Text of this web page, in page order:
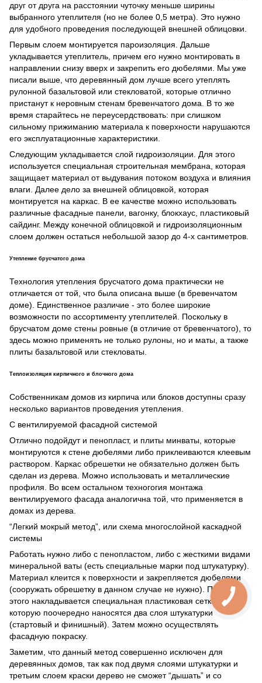
друг от друга на расстоянии чуточку меньше ширины
выбранного утеплителя (но не более 0,5 метра). Это нужно
для удобного проведения последующей внешней облицовки.
Первым слоем монтируется пароизоляция. Дальше
укладывается утеплитель, причем его нужно монтировать в
направлении снизу вверх и закрепить его дюбелями. Мы уже
писали выше, что деревянный дом лучше всего утеплять
рулонной базальтовой или стекловатой, которые отлично
пристанут к неровным стенам бревенчатого дома. В то же
время старайтесь не переусердствовать: при слишком
сильному прижиманию материала к поверхности нарушаются
его эксплуатационные характеристики.
Следующим укладывается слой гидроизоляции. Для этого
используется специальная строительная мембрана, которая
защищает материал от выдувания потоком воздуха и влияния
влаги. Далее дело за внешней облицовкой, которая
монтируется на каркас. В ее качестве можно использовать
различные фасадные панели, вагонку, блокхаус, пластиковый
сайдинг. Между конечной облицовкой и гидроизоляционным
слоем должен остаться небольшой зазор до 4-х сантиметров.
Утепление брусчатого дома
Технология утепления брусчатого дома практически не
отличается от той, что была описана выше (в бревенчатом
доме). Единственное различие - это более широкие
возможности по ассортименту утеплителей. Поскольку в
брусчатом доме стены ровные (в отличие от бревенчатого), то
здесь можно применять не только рулоны, но и маты, а также
плиты базальтовой или стекловаты.
Теплоизоляция кирпичного и блочного дома
Собственникам домов из кирпича или блоков доступны сразу
несколько вариантов проведения утепления.
С вентилируемой фасадной системой
Отлично подойдут и пенопласт, и плиты минваты, которые
монтируются к стене дюбелями либо приклеиваются клеевым
раствором. Каркас обрешетки не обязательно должен быть
сделан из дерева. Можно использовать и металлические
профиля. Во всем остальном техногогия монтажа
вентилируемого фасада аналогична той, что применяется в
домах из дерева.
“Легкий мокрый метод”, или схема многослойной каскадной
системы
Работать нужно либо с пенопластом, либо с жесткими видами
минеральной ваты (есть специальные марки под штукатурку).
Материал клеится к поверхности и закрепляется дюбелями
(сооружать обрешетку в данном случае не нужно). После
этого накладывается специальная пластиковая сетка, на
которую поочередно наносятся два слоя штукатурки
(стартовый и финишный). Затем можно осуществлять
фасадную покраску.
Заметим, что данный метод совершенно исключен для
деревянных домов, так как под двумя слоями штукатурки и
третьим слоем краски дерево не сможет “дышать” и со